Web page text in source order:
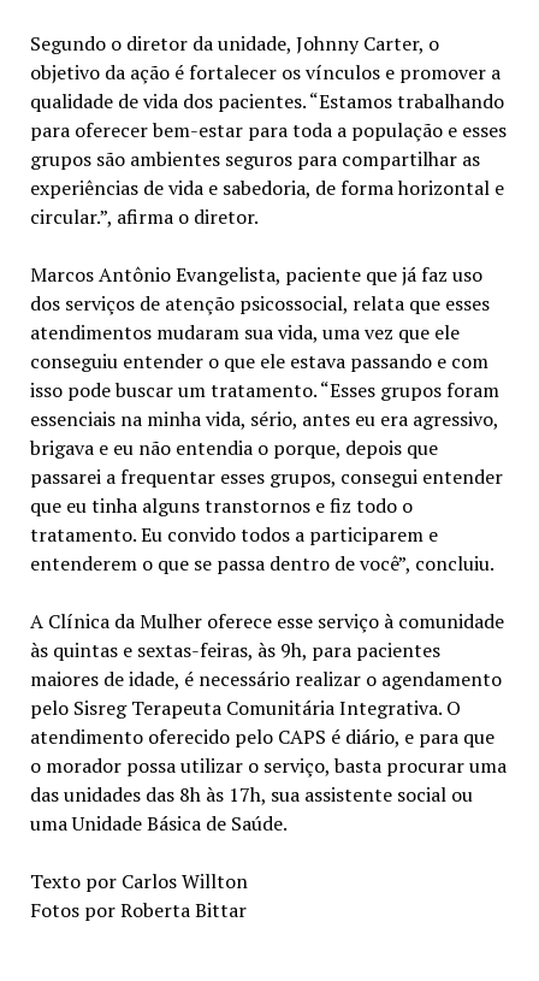
Segundo o diretor da unidade, Johnny Carter, o
objetivo da ação é fortalecer os vínculos e promover a
qualidade de vida dos pacientes. “Estamos trabalhando
para oferecer bem-estar para toda a população e esses
grupos são ambientes seguros para compartilhar as
experiências de vida e sabedoria, de forma horizontal e
circular.”, afirma o diretor.
Marcos Antônio Evangelista, paciente que já faz uso
dos serviços de atenção psicossocial, relata que esses
atendimentos mudaram sua vida, uma vez que ele
conseguiu entender o que ele estava passando e com
isso pode buscar um tratamento. “Esses grupos foram
essenciais na minha vida, sério, antes eu era agressivo,
brigava e eu não entendia o porque, depois que
passarei a frequentar esses grupos, consegui entender
que eu tinha alguns transtornos e fiz todo o
tratamento. Eu convido todos a participarem e
entenderem o que se passa dentro de você”, concluiu.
A Clínica da Mulher oferece esse serviço à comunidade
às quintas e sextas-feiras, às 9h, para pacientes
maiores de idade, é necessário realizar o agendamento
pelo Sisreg Terapeuta Comunitária Integrativa. O
atendimento oferecido pelo CAPS é diário, e para que
o morador possa utilizar o serviço, basta procurar uma
das unidades das 8h às 17h, sua assistente social ou
uma Unidade Básica de Saúde.
Texto por Carlos Willton
Fotos por Roberta Bittar